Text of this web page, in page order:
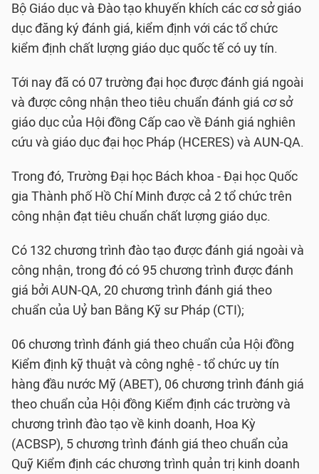
Bộ Giáo dục và Đào tạo khuyến khích các cơ sở giáo
dục đăng ký đánh giá, kiểm định với các tổ chức
kiểm định chất lượng giáo dục quốc tế có uy tín.
Tới nay đã có 07 trường đại học được đánh giá ngoài
và được công nhận theo tiêu chuẩn đánh giá cơ sở
giáo dục của Hội đồng Cấp cao về Đánh giá nghiên
cứu và giáo dục đại học Pháp (HCERES) và AUN-QA.
Trong đó, Trường Đại học Bách khoa - Đại học Quốc
gia Thành phố Hồ Chí Minh được cả 2 tổ chức trên
công nhận đạt tiêu chuẩn chất lượng giáo dục.
Có 132 chương trình đào tạo được đánh giá ngoài và
công nhận, trong đó có 95 chương trình được đánh
giá bởi AUN-QA, 20 chương trình đánh giá theo
chuẩn của Uỷ ban Bằng Kỹ sư Pháp (CTI);
06 chương trình đánh giá theo chuẩn của Hội đồng
Kiểm định kỹ thuật và công nghệ - tổ chức uy tín
hàng đầu nước Mỹ (ABET), 06 chương trình đánh giá
theo chuẩn của Hội đồng Kiểm định các trường và
chương trình đào tạo về kinh doanh, Hoa Kỳ
(ACBSP), 5 chương trình đánh giá theo chuẩn của
Quỹ Kiểm định các chương trình quản trị kinh doanh